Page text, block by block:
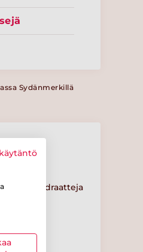
Sydänmerkillä
Hiilihydraatteja